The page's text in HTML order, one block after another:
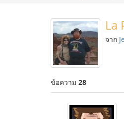
La
จาก
ข้อความ 28